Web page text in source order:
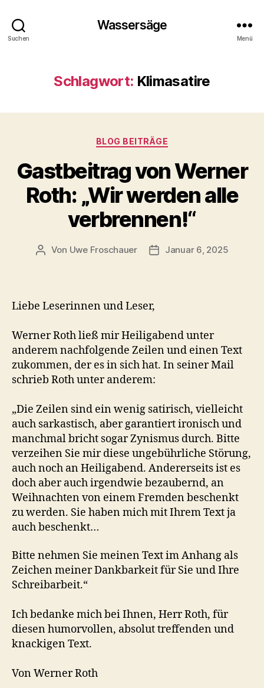
Suchen
Wassersäge
Menü
Schlagwort: Klimasatire
Kategorien
BLOG BEITRÄGE
Gastbeitrag von Werner
Roth: „Wir werden alle
verbrennen!“
Beitragsautor
Von Uwe Froschauer Beitragsdatum
Januar 6, 2025
Liebe Leserinnen und Leser,
Werner Roth ließ mir Heiligabend unter
anderem nachfolgende Zeilen und einen Text
zukommen, der es in sich hat. In seiner Mail
schrieb Roth unter anderem:
„Die Zeilen sind ein wenig satirisch, vielleicht
auch sarkastisch, aber garantiert ironisch und
manchmal bricht sogar Zynismus durch. Bitte
verzeihen Sie mir diese ungebührliche Störung,
auch noch an Heiligabend. Andererseits ist es
doch aber auch irgendwie bezaubernd, an
Weihnachten von einem Fremden beschenkt
zu werden. Sie haben mich mit Ihrem Text ja
auch beschenkt…
Bitte nehmen Sie meinen Text im Anhang als
Zeichen meiner Dankbarkeit für Sie und Ihre
Schreibarbeit.“
Ich bedanke mich bei Ihnen, Herr Roth, für
diesen humorvollen, absolut treffenden und
knackigen Text.
Von Werner Roth